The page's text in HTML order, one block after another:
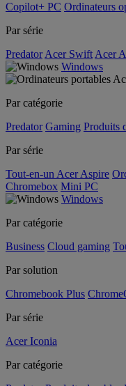
Copilot+ PC Ordinateurs
Par série
Predator Acer Swift Acer
Windows
Par catégorie
Predator Gaming Produits
Par série
Tout-en-un Acer Aspire
Chromebox Mini PC
Windows
Par catégorie
Business Cloud gaming
Par solution
Chromebook Plus
Par série
Acer Iconia
Par catégorie